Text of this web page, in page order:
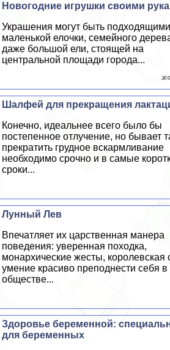
Новогодние игрушки своими
Украшения могут быть
маленькой елочки, семейного
даже большой ели, стоящей на
центральной площади города...
30
Шалфей для прекращения
Конечно, идеальнее всего было бы
постепенное отлучение, но бывает
прекратить грудное вскармливание
необходимо срочно и в самые
сроки...
Лунный Лев
Впечатляет их царственная манера
поведения: уверенная походка,
монархические жесты, королевская
умение красиво преподнести себя в
обществе...
Здоровье беременной:
для беременных